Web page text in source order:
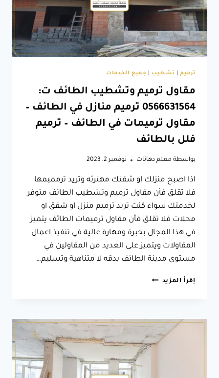
ترميم| تشطيب جميع الخدمات
مقاول ترميم وتشطيب الطائف ت:
0566631564 ترميم منازل في الطائف –
مقاول ترميمات في الطائف – ترميم
فلل بالطائف
بواسطة معلم دهانات نوفمبر 2, 2023
اذا اصبح منزلك او شقتك مهترئه وتريد ترمميمها
فلا تقلق فأن مقاول ترميم وتشطيب الطائف متوفر
لخدمتك سواء كنت تريد ترميم منزل او شقق او
محلات فلا تقلق فأن مقاول ترميمات الطائف يتميز
في هذا المجال بخبرة ومهارة عالية في تنفيذ اعمال
المقاولات ويتميز على العديد من المقاولين في
مستوى مدينة الطائف بدقه لا متناهية وتسليم…
إقرأ المزيد مقاول
ت:
0566631564
ترميم
منازل